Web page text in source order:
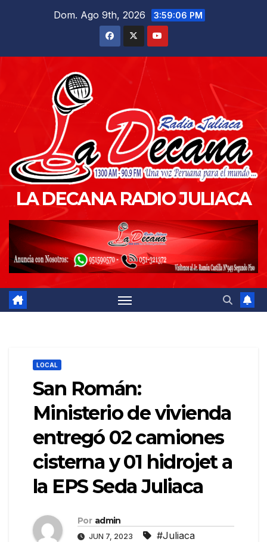
Dom. Ago 9th, 2026 3:59:07 PM
LA DECANA RADIO JULIACA
LOCAL
San Román:
Ministerio de vivienda
entregó 02 camiones
cisterna y 01 hidrojet a
la EPS Seda Juliaca
Por admin
JUN 7, 2023 #Juliaca